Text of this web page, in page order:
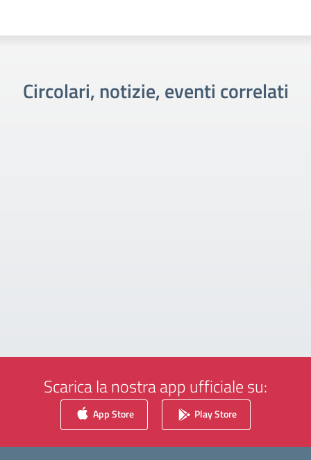
Circolari, notizie, eventi correlati
Scarica la nostra app ufficiale su:
App Store Play Store